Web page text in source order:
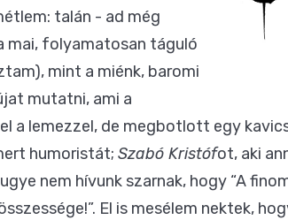
talán - ad még
mai, folyamatosan táguló
mint a miénk, baromi
mutatni, ami a
a lemezzel, de megbotlott egy
humoristát; Szabó Kristófot, aki
nem hívunk szarnak, hogy “A
El is mesélem nektek,